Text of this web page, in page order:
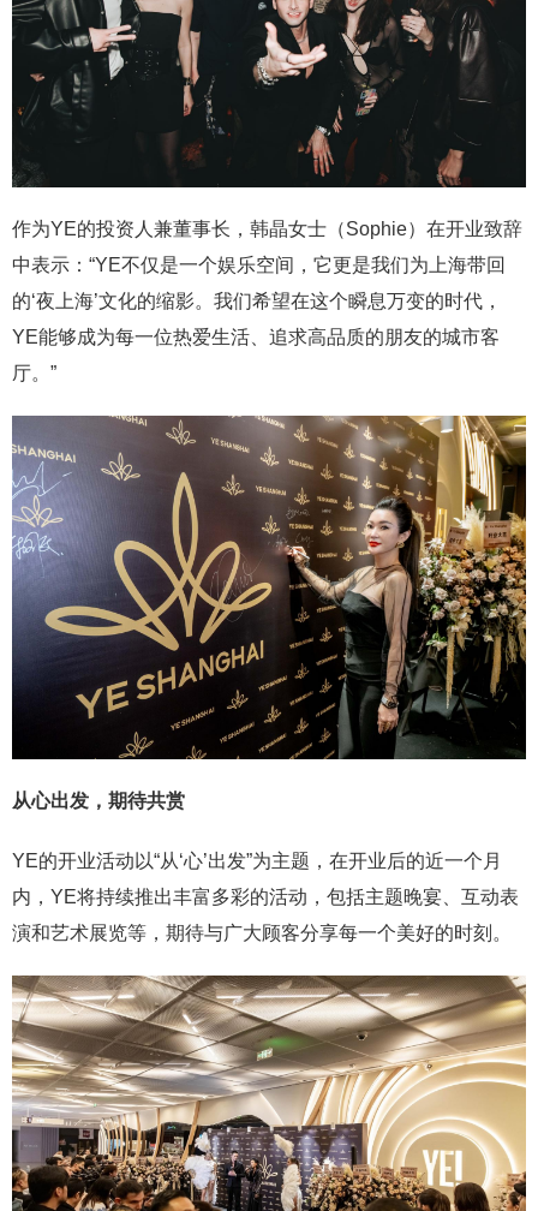
作为YE的投资人兼董事长，韩晶女士（Sophie）在开业致辞
中表示：“YE不仅是一个娱乐空间，它更是我们为上海带回
的‘夜上海’文化的缩影。我们希望在这个瞬息万变的时代，
YE能够成为每一位热爱生活、追求高品质的朋友的城市客
厅。”
从心出发，期待共赏
YE的开业活动以“从‘心’出发”为主题，在开业后的近一个月
内，YE将持续推出丰富多彩的活动，包括主题晚宴、互动表
演和艺术展览等，期待与广大顾客分享每一个美好的时刻。